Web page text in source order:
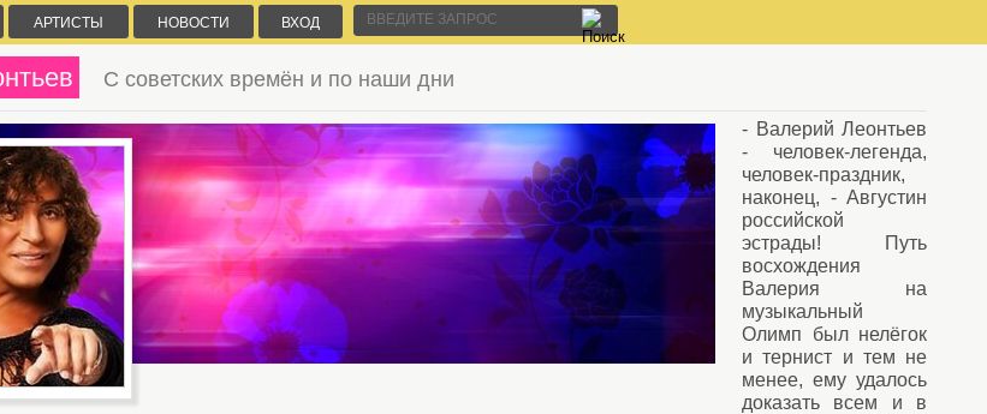
С советских времён и по наши дни
- Валерий Леонтьев
- человек-легенда,
человек-праздник,
наконец, - Августин
российской
эстрады! Путь
восхождения
Валерия на
музыкальный
Олимп был нелёгок
и тернист и тем не
менее, ему удалось
доказать всем и в
АРТИСТЫ НОВОСТИ ВХОД